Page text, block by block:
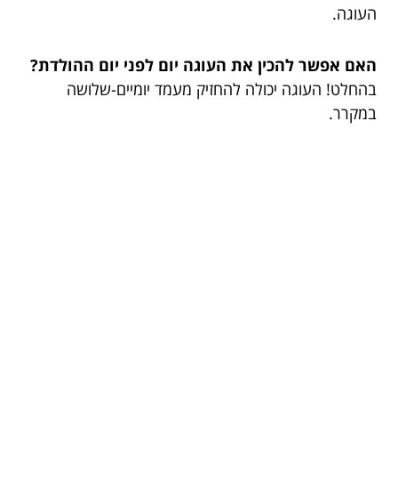
העוגה.
האם אפשר להכין את העוגה יום לפני יום ההולדת?
בהחלט! העוגה יכולה להחזיק מעמד יומיים-שלושה
במקרר.